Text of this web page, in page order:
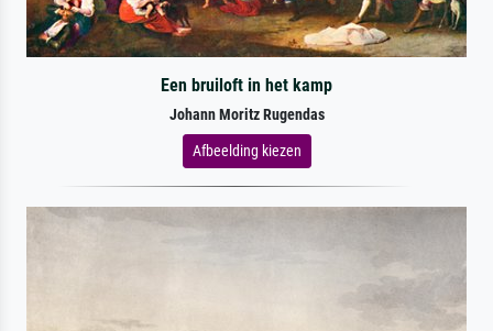
Een bruiloft in het kamp
Johann Moritz Rugendas
Afbeelding kiezen